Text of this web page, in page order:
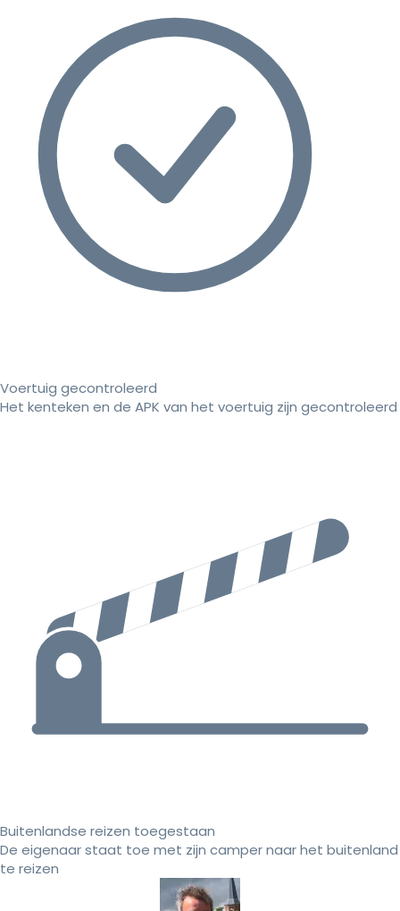
Voertuig gecontroleerd
Het kenteken en de APK van het voertuig zijn gecontroleerd
Buitenlandse reizen toegestaan
De eigenaar staat toe met zijn camper naar het buitenland
te reizen